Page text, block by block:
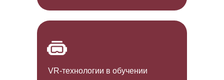
VR-технологии в обучении